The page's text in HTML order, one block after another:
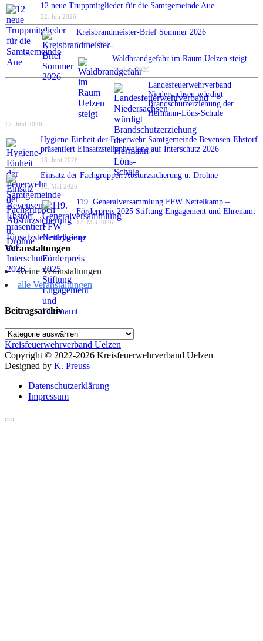
12 neue Truppmitglieder für die Samtgemeinde Aue
22. Juli 2026
Kreisbrandmeister-Brief Sommer 2026
6. Juli 2026
Waldbrandgefahr im Raum Uelzen steigt
24. Juni 2026
Landesfeuerwehrverband
Niedersachsen würdigt
Brandschutzerziehung der
Hermann-Löns-Schule
17. Juni 2026
Hygiene-Einheit der Feuerwehr Samtgemeinde Bevensen-Ebstorf
präsentiert Einsatzstellenhygiene auf Interschutz 2026
13. Juni 2026
Einsatz der Fachgruppen Absturzsicherung u. Drohne
12. Mai 2026
119. Generalversammlung FFW Nettelkamp –
Förderpreis 2025 Stiftung Engagement und Ehrenamt
12. Mai 2026
Veranstaltungen
Keine Veranstaltungen
alle Veranstaltungen
Beitragsarchiv
Beitragsarchiv
Kreisfeuerwehrverband Uelzen
Copyright © 2022-2026 Kreisfeuerwehrverband Uelzen
Designed by K. Preuss
Datenschutzerklärung
Impressum